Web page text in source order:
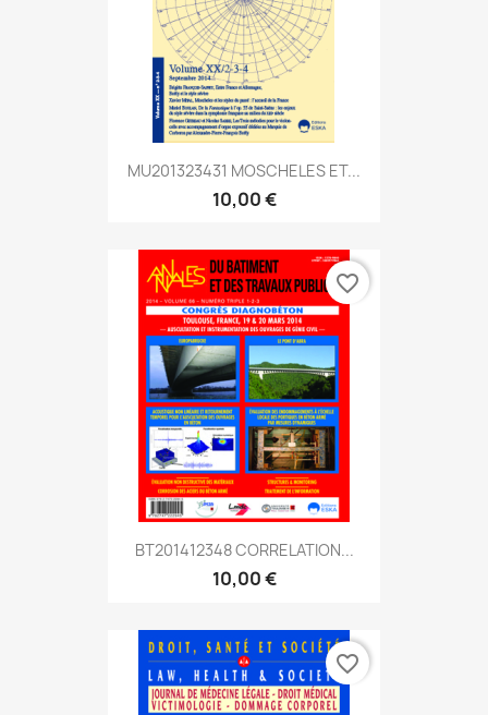
MU201323431 MOSCHELES ET...
10,00 €
BT201412348 CORRELATION...
10,00 €
favorite_border
favorite_border